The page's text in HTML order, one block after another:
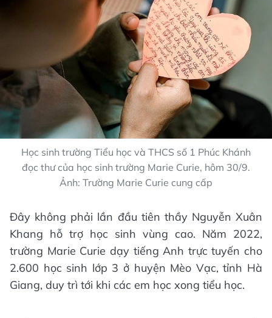
Học sinh trường Tiểu học và THCS số 1 Phúc Khánh
đọc thư của học sinh trường Marie Curie, hôm 30/9.
Ảnh: Trường Marie Curie cung cấp
Đây không phải lần đầu tiên thầy Nguyễn Xuân
Khang hỗ trợ học sinh vùng cao. Năm 2022,
trường Marie Curie dạy tiếng Anh trực tuyến cho
2.600 học sinh lớp 3 ở huyện Mèo Vạc, tỉnh Hà
Giang, duy trì tới khi các em học xong tiểu học.